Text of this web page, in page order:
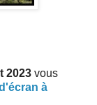
2023 vous
à